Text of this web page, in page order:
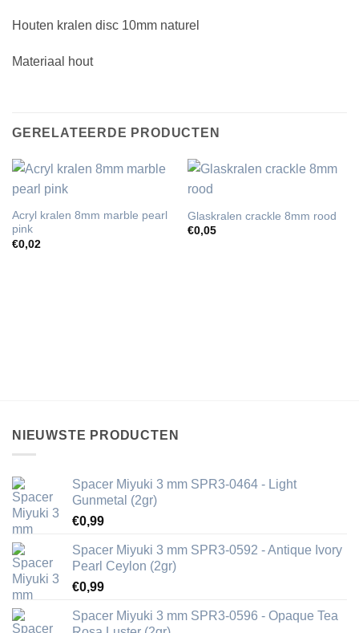
Houten kralen disc 10mm naturel
Materiaal hout
GERELATEERDE PRODUCTEN
Acryl kralen 8mm marble pearl
pink
€0,02
Glaskralen crackle 8mm rood
€0,05
NIEUWSTE PRODUCTEN
Spacer Miyuki 3 mm SPR3-0464 - Light
Gunmetal (2gr)
€0,99
Spacer Miyuki 3 mm SPR3-0592 - Antique Ivory
Pearl Ceylon (2gr)
€0,99
Spacer Miyuki 3 mm SPR3-0596 - Opaque Tea